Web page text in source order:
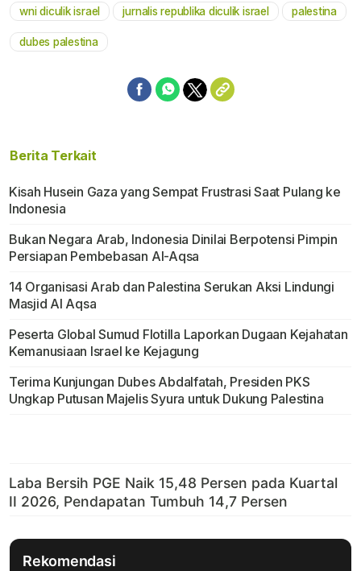
wni diculik israel jurnalis republika diculik israel palestina
dubes palestina
Berita Terkait
Kisah Husein Gaza yang Sempat Frustrasi Saat Pulang ke
Indonesia
Bukan Negara Arab, Indonesia Dinilai Berpotensi Pimpin
Persiapan Pembebasan Al-Aqsa
14 Organisasi Arab dan Palestina Serukan Aksi Lindungi
Masjid Al Aqsa
Peserta Global Sumud Flotilla Laporkan Dugaan Kejahatan
Kemanusiaan Israel ke Kejagung
Terima Kunjungan Dubes Abdalfatah, Presiden PKS
Ungkap Putusan Majelis Syura untuk Dukung Palestina
Rekomendasi